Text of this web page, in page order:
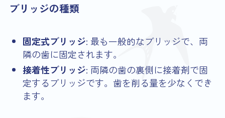
ブリッジの種類
固定式ブリッジ: 最も一般的なブリッジで、両
隣の歯に固定されます。
接着性ブリッジ: 両隣の歯の裏側に接着剤で固
定するブリッジです。歯を削る量を少なくでき
ます。